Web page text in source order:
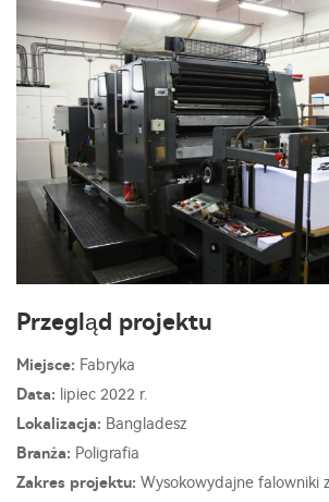
Przegląd projektu
Miejsce: Fabryka
Data: lipiec 2022 r.
Lokalizacja: Bangladesz
Branża: Poligrafia
Zakres projektu: Wysokowydajne falowniki